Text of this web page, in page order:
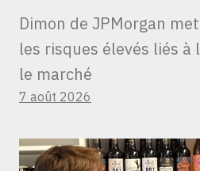
Dimon de JPMorgan
les risques élevés liés à
le marché
7 août 2026